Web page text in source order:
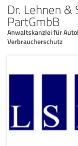
Dr. Lehnen
PartGmbB
Anwaltskanzlei für
Verbraucherschutz